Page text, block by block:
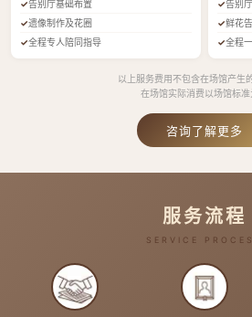
告别厅基础布置
遗像制作及花圈
全程专人陪同指导
告别
鲜花
全程
以上服务费用不包含在场馆产生
在场馆实际消费以场馆标准
咨询了解更多
服务流程
SERVICE